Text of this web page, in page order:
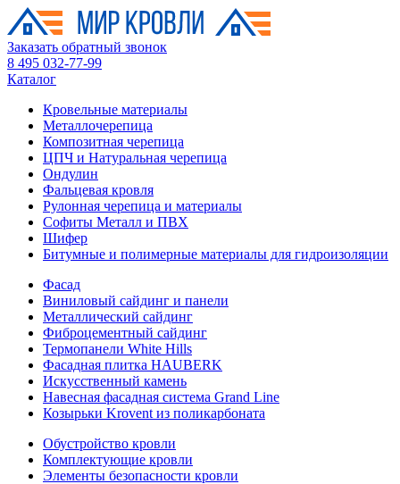
Заказать обратный звонок
8 495 032-77-99
Каталог
Кровельные материалы
Металлочерепица
Композитная черепица
ЦПЧ и Натуральная черепица
Ондулин
Фальцевая кровля
Рулонная черепица и материалы
Софиты Металл и ПВХ
Шифер
Битумные и полимерные материалы для гидроизоляции
Фасад
Виниловый сайдинг и панели
Металлический сайдинг
Фиброцементный сайдинг
Термопанели White Hills
Фасадная плитка HAUBERK
Искусственный камень
Навесная фасадная система Grand Line
Козырьки Krovent из поликарбоната
Обустройство кровли
Комплектующие кровли
Элементы безопасности кровли